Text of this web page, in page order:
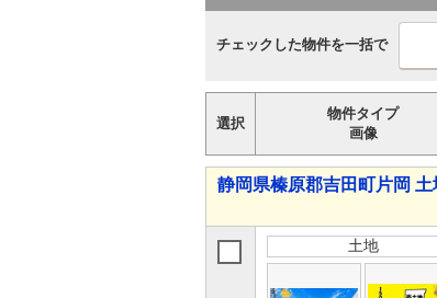
チェックした物件を一括で
選択
物件タイプ
画像
静岡県榛原郡吉田町片岡 土
土地